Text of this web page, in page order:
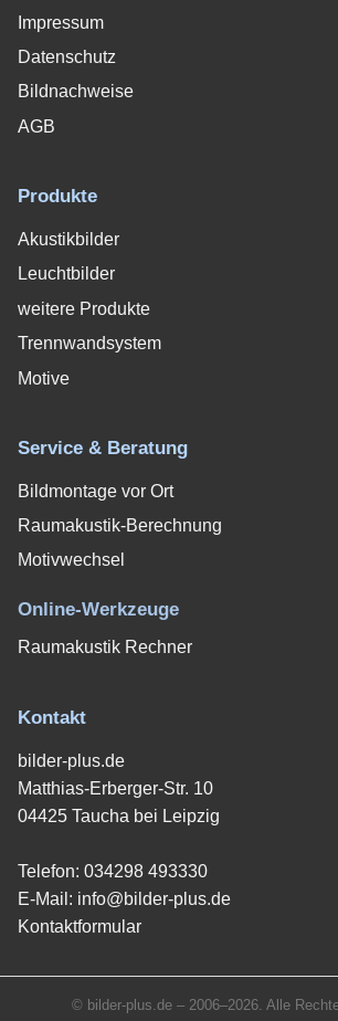
Impressum
Datenschutz
Bildnachweise
AGB
Produkte
Akustikbilder
Leuchtbilder
weitere Produkte
Trennwandsystem
Motive
Service & Beratung
Bildmontage vor Ort
Raumakustik-Berechnung
Motivwechsel
Online-Werkzeuge
Raumakustik Rechner
Kontakt
bilder-plus.de
Matthias-Erberger-Str. 10
04425 Taucha bei Leipzig
Telefon: 034298 493330
E-Mail: info@bilder-plus.de
Kontaktformular
© bilder-plus.de – 2006–2026. Alle